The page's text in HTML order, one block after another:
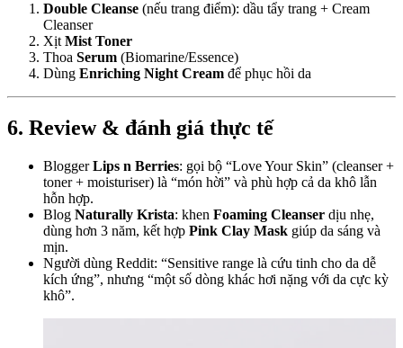
Double Cleanse (nếu trang điểm): dầu tẩy trang + Cream
Cleanser
Xịt Mist Toner
Thoa Serum (Biomarine/Essence)
Dùng Enriching Night Cream để phục hồi da
6. Review & đánh giá thực tế
BloggerLips n Berries: gọi bộ “Love Your Skin” (cleanser +
toner + moisturiser) là “món hời” và phù hợp cả da khô lẫn
hỗn hợp.
Blog Naturally Krista: khen Foaming Cleanser dịu nhẹ,
dùng hơn 3 năm, kết hợp Pink Clay Mask giúp da sáng và
mịn.
Người dùng Reddit: “Sensitive range là cứu tinh cho da dễ
kích ứng”, nhưng “một số dòng khác hơi nặng với da cực kỳ
khô”.